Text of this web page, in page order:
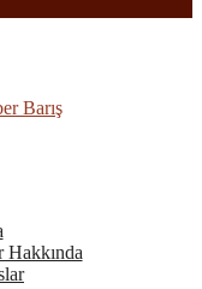
Hakkında